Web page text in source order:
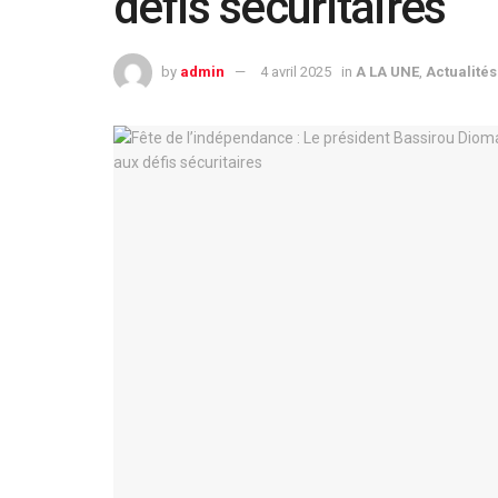
by admin 4 avril 2025 in A LA UNE Actualités